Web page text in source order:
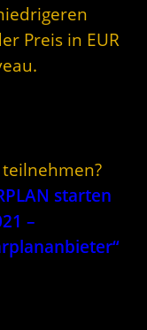
Preis in EUR
starten
–